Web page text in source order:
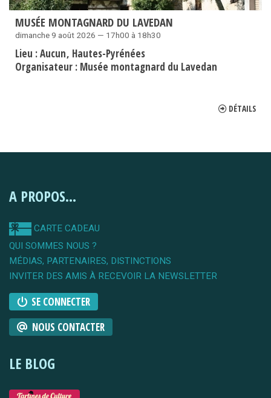
MUSÉE MONTAGNARD DU LAVEDAN
dimanche 9 août 2026 — 17h00 à 18h30
Lieu :Aucun Hautes-Pyrénées
Organisateur : Musée montagnard du Lavedan
DÉTAILS
A PROPOS...
CARTE CADEAU
QUI SOMMES NOUS ?
MÉDIAS, PARTENAIRES, DISTINCTIONS
INVITER DES AMIS À RECEVOIR LA NEWSLETTER
SE CONNECTER
NOUS CONTACTER
LE BLOG